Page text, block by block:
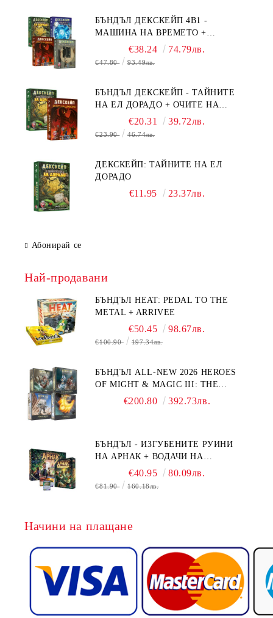
БЪНДЪЛ ДЕКСКЕЙП 4В1 -
МАШИНА НА ВРЕМЕТО +
БЯГСТВО ОТ АЛКАТРАЗ +
ТАЙНИТЕ НА ЕЛ ДОРАДО +
€38.24 74.79лв.
€47.80 93.49лв.
БЪНДЪЛ ДЕКСКЕЙП - ТАЙНИТЕ
НА ЕЛ ДОРАДО + ОЧИТЕ НА
ДРАКОНА€20.31 39.72лв.
€23.90 46.74лв.
ДЕКСКЕЙП: ТАЙНИТЕ НА ЕЛ
ДОРАДО
€11.95 23.37лв.
Абонирай се
Най-продавани
БЪНДЪЛ HEAT: PEDAL TO THE
METAL + ARRIVEE
€50.45 98.67лв.
€100.90 197.34лв.
БЪНДЪЛ ALL-NEW 2026 HEROES
OF MIGHT & MAGIC III: THE
BOARD GAME EXPANSIONS -
€200.80 392.73лв.
БЪНДЪЛ - ИЗГУБЕНИТЕ РУИНИ
НА АРНАК + ВОДАЧИ НА
ЕКСПЕДИЦИИ + ПРОМО КАРТИ
БЕЗПЛАТНО
€40.95 80.09лв.
€81.90 160.18лв.
Начини на плащане